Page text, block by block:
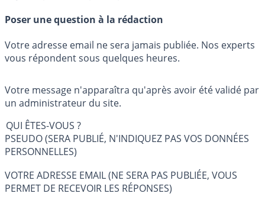
Poser une question à la rédaction
Votre adresse email ne sera jamais publiée. Nos experts
vous répondent sous quelques heures.
Votre message n'apparaîtra qu'après avoir été validé par
un administrateur du site.
QUI ÊTES-VOUS ?
PSEUDO (SERA PUBLIÉ, N'INDIQUEZ PAS VOS DONNÉES
PERSONNELLES)
VOTRE ADRESSE EMAIL (NE SERA PAS PUBLIÉE, VOUS
PERMET DE RECEVOIR LES RÉPONSES)